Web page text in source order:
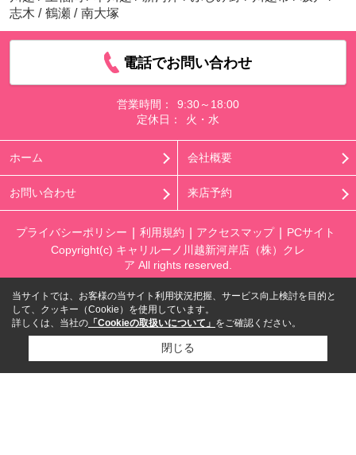
志木 / 鶴瀬 / 南大塚
電話でお問い合わせ
営業時間：
9:30～18:00
定休日：
火・水
ホーム 会社概要
お問い合わせ 来店予約
プライバシーポリシー 利用規約 アクセスマップ
PCサイト
Copyright(c) キャリルーノ川越新河岸店（株）クレ
ア All rights reserved.
当サイトでは、お客様の当サイト利用状況把握、サービス向上検討を目的と
して、クッキー（Cookie）を使用しています。
詳しくは、当社の 「Cookieの取扱いについて」 をご確認ください。
閉じる